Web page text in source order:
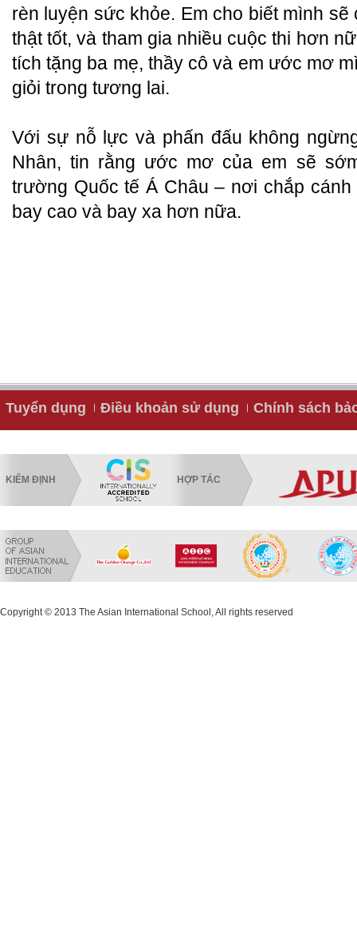
rèn luyện sức khỏe. Em cho biết mình
thật tốt, và tham gia nhiều cuộc thi hơn
tích tặng ba mẹ, thầy cô và em ước mơ
giỏi trong tương lai.
Với sự nỗ lực và phấn đấu không
Nhân, tin rằng ước mơ của em sẽ
trường Quốc tế Á Châu – nơi chắp
bay cao và bay xa hơn nữa.
Tuyển dụng Điều khoản sử dụng Chính sách
KIỂM ĐỊNH HỢP TÁC
Copyright © 2013 The Asian International School, All rights reserved